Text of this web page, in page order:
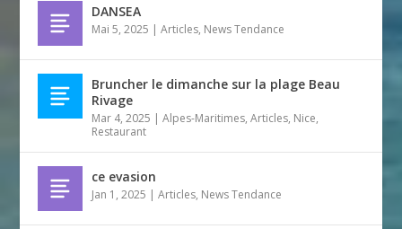
DANSEA
Mai 5, 2025 |Articles, News Tendance
Bruncher le dimanche sur la plage Beau
Rivage
Mar 4, 2025 |Alpes-Maritimes,Articles, Nice,
Restaurant
ce evasion
Jan 1, 2025 |Articles, News Tendance